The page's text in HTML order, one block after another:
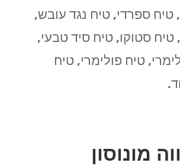
טיח ספרדי, טיח נגד עובש,
סטוקו, טיח סיד טבעי,
טיח פולימרי, טיח
מונוסון